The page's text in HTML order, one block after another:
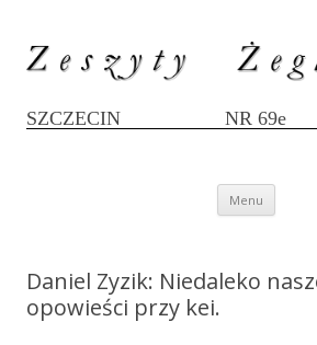
SZCZECIN NR 69e
Menu Przejdź
Daniel Zyzik: Niedaleko
opowieści przy kei.